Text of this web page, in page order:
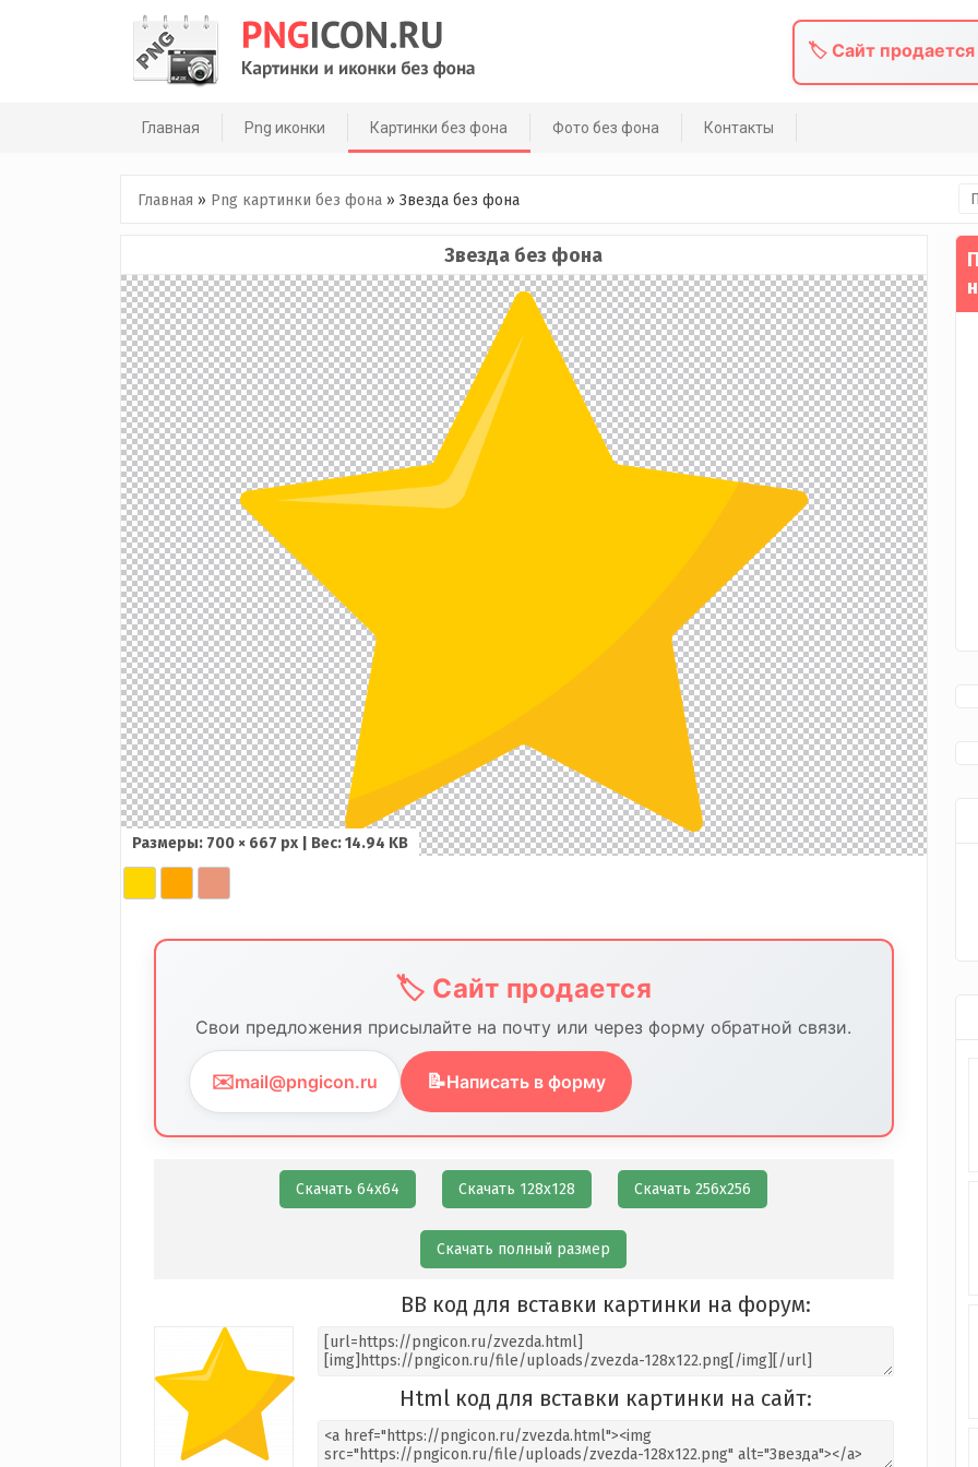
🏷️ Сайт продается
Главная Png иконки Картинки без фона Фото без фона Контакты
Главная » Png картинки без фона» Звезда без фона
Звезда без фона
Размеры: 700 × 667 px | Вес: 14.94 KB
🏷️ Сайт продается
Свои предложения присылайте на почту или через форму обратной связи.
✉️mail@pngicon.ru 📝Написать в форму
Скачать 64х64 Скачать 128х128 Скачать 256х256
Скачать полный размер
BB код для вставки картинки на форум:
Html код для вставки картинки на сайт: